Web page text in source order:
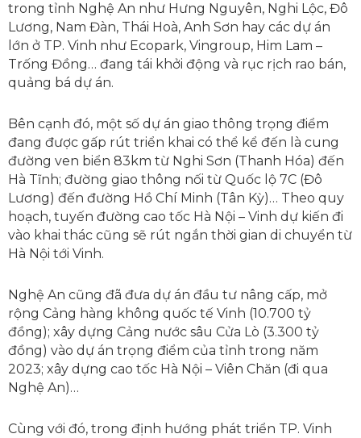
trong tỉnh Nghệ An như Hưng Nguyên, Nghi Lộc, Đô
Lương, Nam Đàn, Thái Hoà, Anh Sơn hay các dự án
lớn ở TP. Vinh như Ecopark, Vingroup, Him Lam –
Trống Đồng… đang tái khởi động và rục rịch rao bán,
quảng bá dự án.
Bên cạnh đó, một số dự án giao thông trọng điểm
đang được gấp rút triển khai có thể kể đến là cung
đường ven biển 83km từ Nghi Sơn (Thanh Hóa) đến
Hà Tĩnh; đường giao thông nối từ Quốc lộ 7C (Đô
Lương) đến đường Hồ Chí Minh (Tân Kỳ)… Theo quy
hoạch, tuyến đường cao tốc Hà Nội – Vinh dự kiến đi
vào khai thác cũng sẽ rút ngắn thời gian di chuyển từ
Hà Nội tới Vinh.
Nghệ An cũng đã đưa dự án đầu tư nâng cấp, mở
rộng Cảng hàng không quốc tế Vinh (10.700 tỷ
đồng); xây dựng Cảng nước sâu Cửa Lò (3.300 tỷ
đồng) vào dự án trọng điểm của tỉnh trong năm
2023; xây dựng cao tốc Hà Nội – Viên Chăn (đi qua
Nghệ An)…
Cùng với đó, trong định hướng phát triển TP. Vinh